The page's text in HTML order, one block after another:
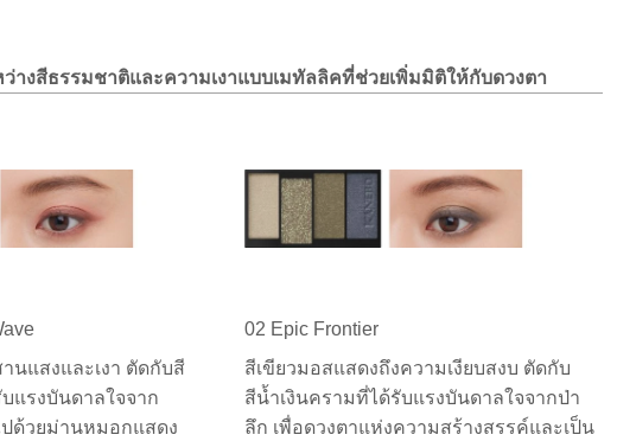
างสีธรรมชาติและความเงาแบบเมทัลลิคที่ช่วยเพิ่มมิติให้กับดวงตา
แสงและเงา ตัดกับสี
แรงบันดาลใจจาก
ด้วยม่านหมอกแสดง
02 Epic Frontier
สีเขียวมอสแสดงถึงความเงียบสงบ ตัดกับ
สีน้ำเงินครามที่ได้รับแรงบันดาลใจจากป่า
ลึก เพื่อดวงตาแห่งความสร้างสรรค์และเป็น